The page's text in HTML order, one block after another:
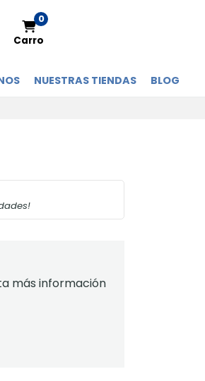
0
Carro
NUESTRAS TIENDAS BLOG
más información